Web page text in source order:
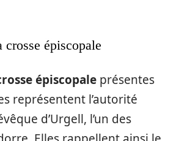
épiscopale
épiscopale présentes
représentent l’autorité
d’Urgell, l’un des